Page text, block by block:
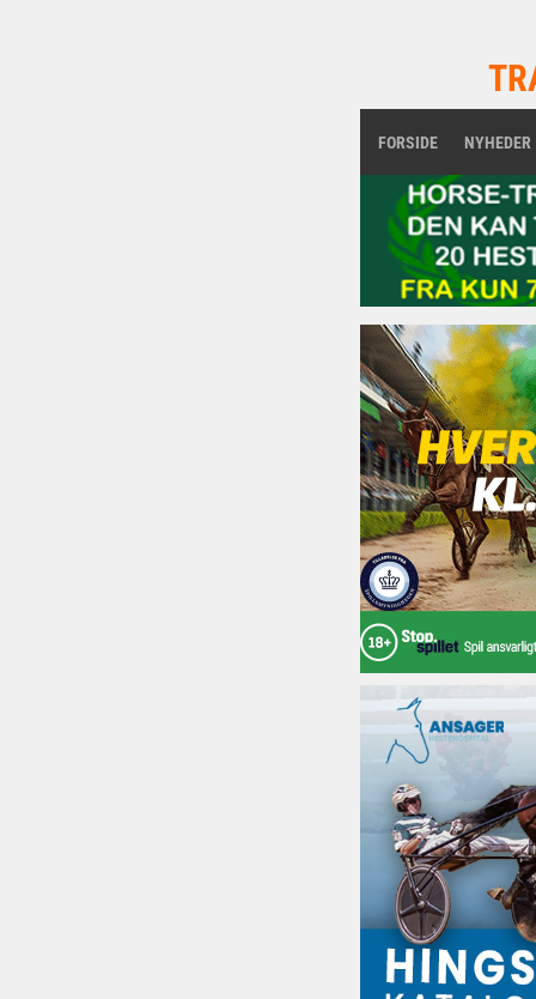
FORSIDE NYHEDER